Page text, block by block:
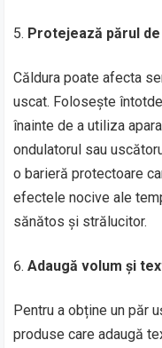
Protejează părul
Căldura poate afecta
uscat. Folosește
înainte de a utiliza
ondulatorul sau
o barieră protectoare
efectele nocive ale
sănătos și strălucitor.
Adaugă volum și
Pentru a obține un păr
produse care adaugă